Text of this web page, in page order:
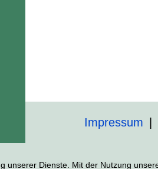
Impressum
unserer Dienste. Mit der Nutzung